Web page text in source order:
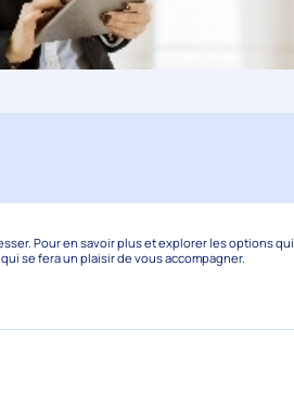
Pour en savoir plus et explorer les options qui
se fera un plaisir de vous accompagner.